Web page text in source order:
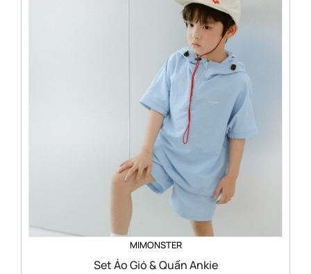
MIMONSTER
Set Áo Gió & Quần Ankie